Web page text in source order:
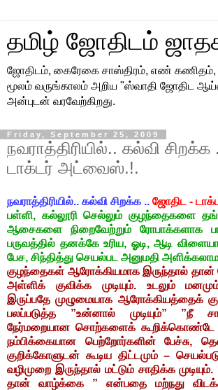
தமிழ் ஜோதிடம்
ஜோதிடம், கைரேகை சாஸ்திரம், எண் கணிதம்,
மூலம் வருங்காலம் அறிய "ஸ்வாதி ஜோதிட
அன்புடன் வரவேற்கிறது.
Friday, September 25, 2009
நவராத்திரியில்.. கல்வி
டாக்டர் அட்வைஸ்.!.
நவராத்திரியில்.. கல்வி சிறக்க .. ஜோதிட -
பள்ளி, கல்லூரி செல்லும் குழந்தைகளை
ஆசைகளை நிறைவேற்றும் ரோபாக்களாக
பருவத்தில் தனக்கே உரிய, ஓடி, ஆடி
பேச, சிந்தித்து செயல்பட அனுமதி
குழந்தைகள் ஆரோக்கியமாக இருந்தால்
அள்ளிக் குவிக்க முடியும். உடலும்
இருப்பதே முழுமையாக ஆரோக்கியத்தைக்
பலப்படுத்த ”உன்னால் முடியும்” ”நீ
நேர்மறையான சொற்களைக் கூறிக்கொண்டே
நம்பிக்கையான பெற்றோர்களின் பேச்சு,
குறிக்கோளுடன் கூடிய திட்டமும் –
வழிமுறை இருந்தால் மட்டும் சாதிக்க
தான் வாழ்க்கை ” என்பதை மற்நது